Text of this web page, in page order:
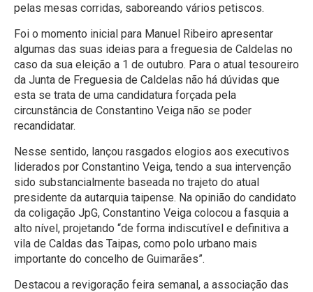
pelas mesas corridas, saboreando vários petiscos.
Foi o momento inicial para Manuel Ribeiro apresentar
algumas das suas ideias para a freguesia de Caldelas no
caso da sua eleição a 1 de outubro. Para o atual tesoureiro
da Junta de Freguesia de Caldelas não há dúvidas que
esta se trata de uma candidatura forçada pela
circunstância de Constantino Veiga não se poder
recandidatar.
Nesse sentido, lançou rasgados elogios aos executivos
liderados por Constantino Veiga, tendo a sua intervenção
sido substancialmente baseada no trajeto do atual
presidente da autarquia taipense. Na opinião do candidato
da coligação JpG, Constantino Veiga colocou a fasquia a
alto nível, projetando “de forma indiscutível e definitiva a
vila de Caldas das Taipas, como polo urbano mais
importante do concelho de Guimarães”.
Destacou a revigoração feira semanal, a associação das